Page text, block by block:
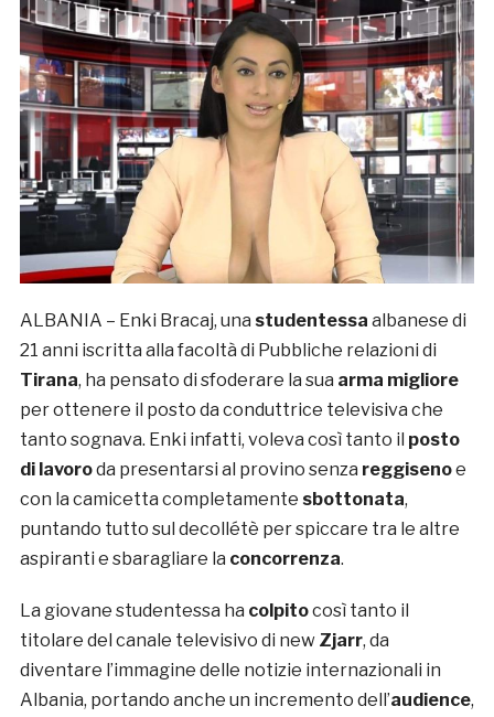
ALBANIA – Enki Bracaj, una studentessa albanese di
21 anni iscritta alla facoltà di Pubbliche relazioni di
Tirana, ha pensato di sfoderare la sua arma migliore
per ottenere il posto da conduttrice televisiva che
tanto sognava. Enki infatti, voleva così tanto il posto
di lavoroda presentarsi al provino senza reggisenoe
con la camicetta completamente sbottonata,
puntando tutto sul decollétè per spiccare tra le altre
aspiranti e sbaragliare la concorrenza.
La giovane studentessa ha colpitocosì tanto il
titolare del canale televisivo di new Zjarr, da
diventare l’immagine delle notizie internazionali in
Albania, portando anche un incremento dell’audience,